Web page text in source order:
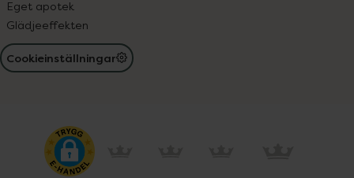
Eget apotek
Glädjeeffekten
Cookieinställningar